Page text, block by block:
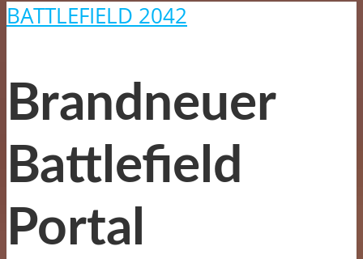
BATTLEFIELD 2042
Brandneuer
Battlefield
Portal